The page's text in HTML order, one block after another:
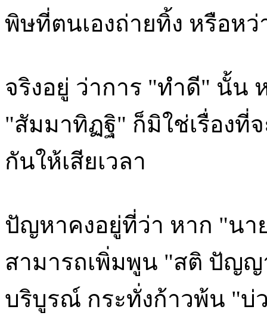
พิษที่ตนเองถ่ายทิ้ง หรือหว่
จริงอยู่ ว่าการ "ทำดี" นั้น
"สัมมาทิฏฐิ" ก็มิใช่เรื่องที่
กันให้เสียเวลา
ปัญหาคงอยู่ที่ว่า หาก "น
สามารถเพิ่มพูน "สติ ปัญ
บริบูรณ์ กระทั่งก้าวพ้น "บ่